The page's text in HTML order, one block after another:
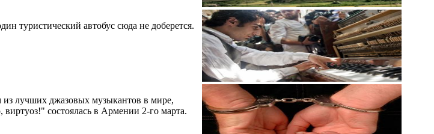
туристический автобус сюда не доберется.
лучших джазовых музыкантов в мире,
состоялась в Армении 2-го марта.